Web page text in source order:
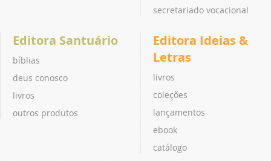
secretariado vocacional
Editora Santuário
bíblias
deus conosco
livros
outros produtos
Editora Ideias &
Letras
livros
coleções
lançamentos
ebook
catálogo